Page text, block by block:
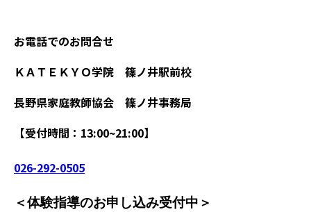
お電話でのお問合せ
ＫＡＴＥＫＹＯ学院 篠ノ井駅前校
長野県家庭教師協会 篠ノ井事務局
【受付時間：13:00~21:00】
026-292-0505
＜体験指導のお申し込み受付中 ＞